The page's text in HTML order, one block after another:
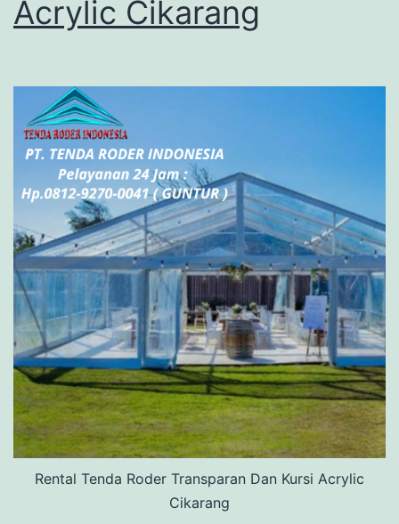
Acrylic Cikarang
Rental Tenda Roder Transparan Dan Kursi Acrylic
Cikarang